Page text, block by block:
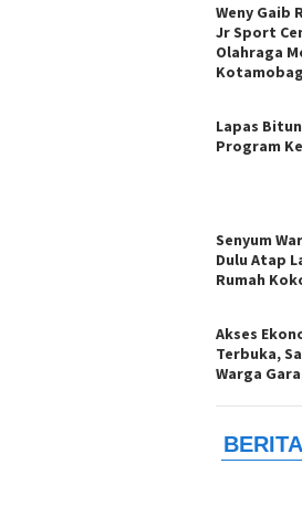
Weny Gaib
Jr Sport
Olahraga
Lapas
Program
Senyum
Dulu Atap
Rumah
Akses
Terbuka,
Warga